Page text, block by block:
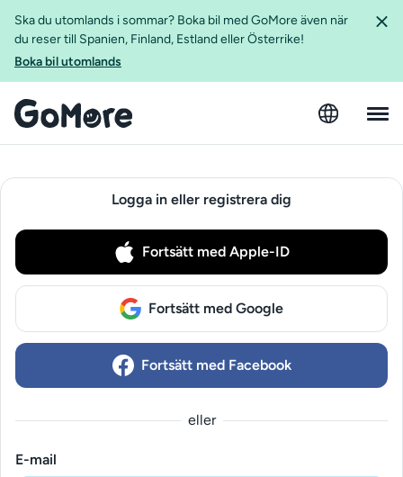
Ska du utomlands i sommar? Boka bil med GoMore även när
du reser till Spanien, Finland, Estland eller Österrike!
Boka bil utomlands
Logga in eller registrera dig
Fortsätt med Apple-ID
Fortsätt med Google
Fortsätt med Facebook
eller
E-mail